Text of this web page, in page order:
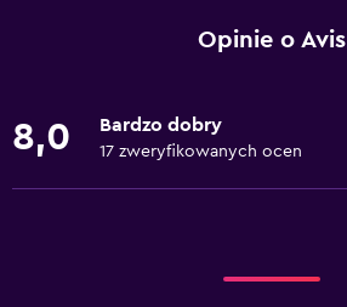
Opinie o Avis
8,0 Bardzo dobry
17 zweryfikowanych ocen